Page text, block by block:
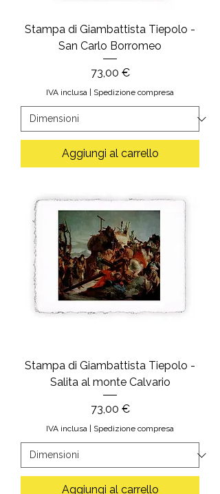
Stampa di Giambattista Tiepolo -
San Carlo Borromeo
Prezzo
73,00 €
IVA inclusa Spedizione compresa
Aggiungi al carrello
Stampa di Giambattista Tiepolo -
Salita al monte Calvario
Prezzo
73,00 €
IVA inclusa Spedizione compresa
Aggiungi al carrello